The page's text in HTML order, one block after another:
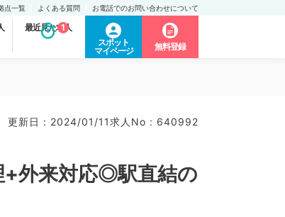
点一覧 よくある質問 お電話でのお問い合わせについて
最近見た求人
1
スポット
マイページ
無料登録
更新日 : 2024/01/11求人No : 640992
外来対応◎駅直結の